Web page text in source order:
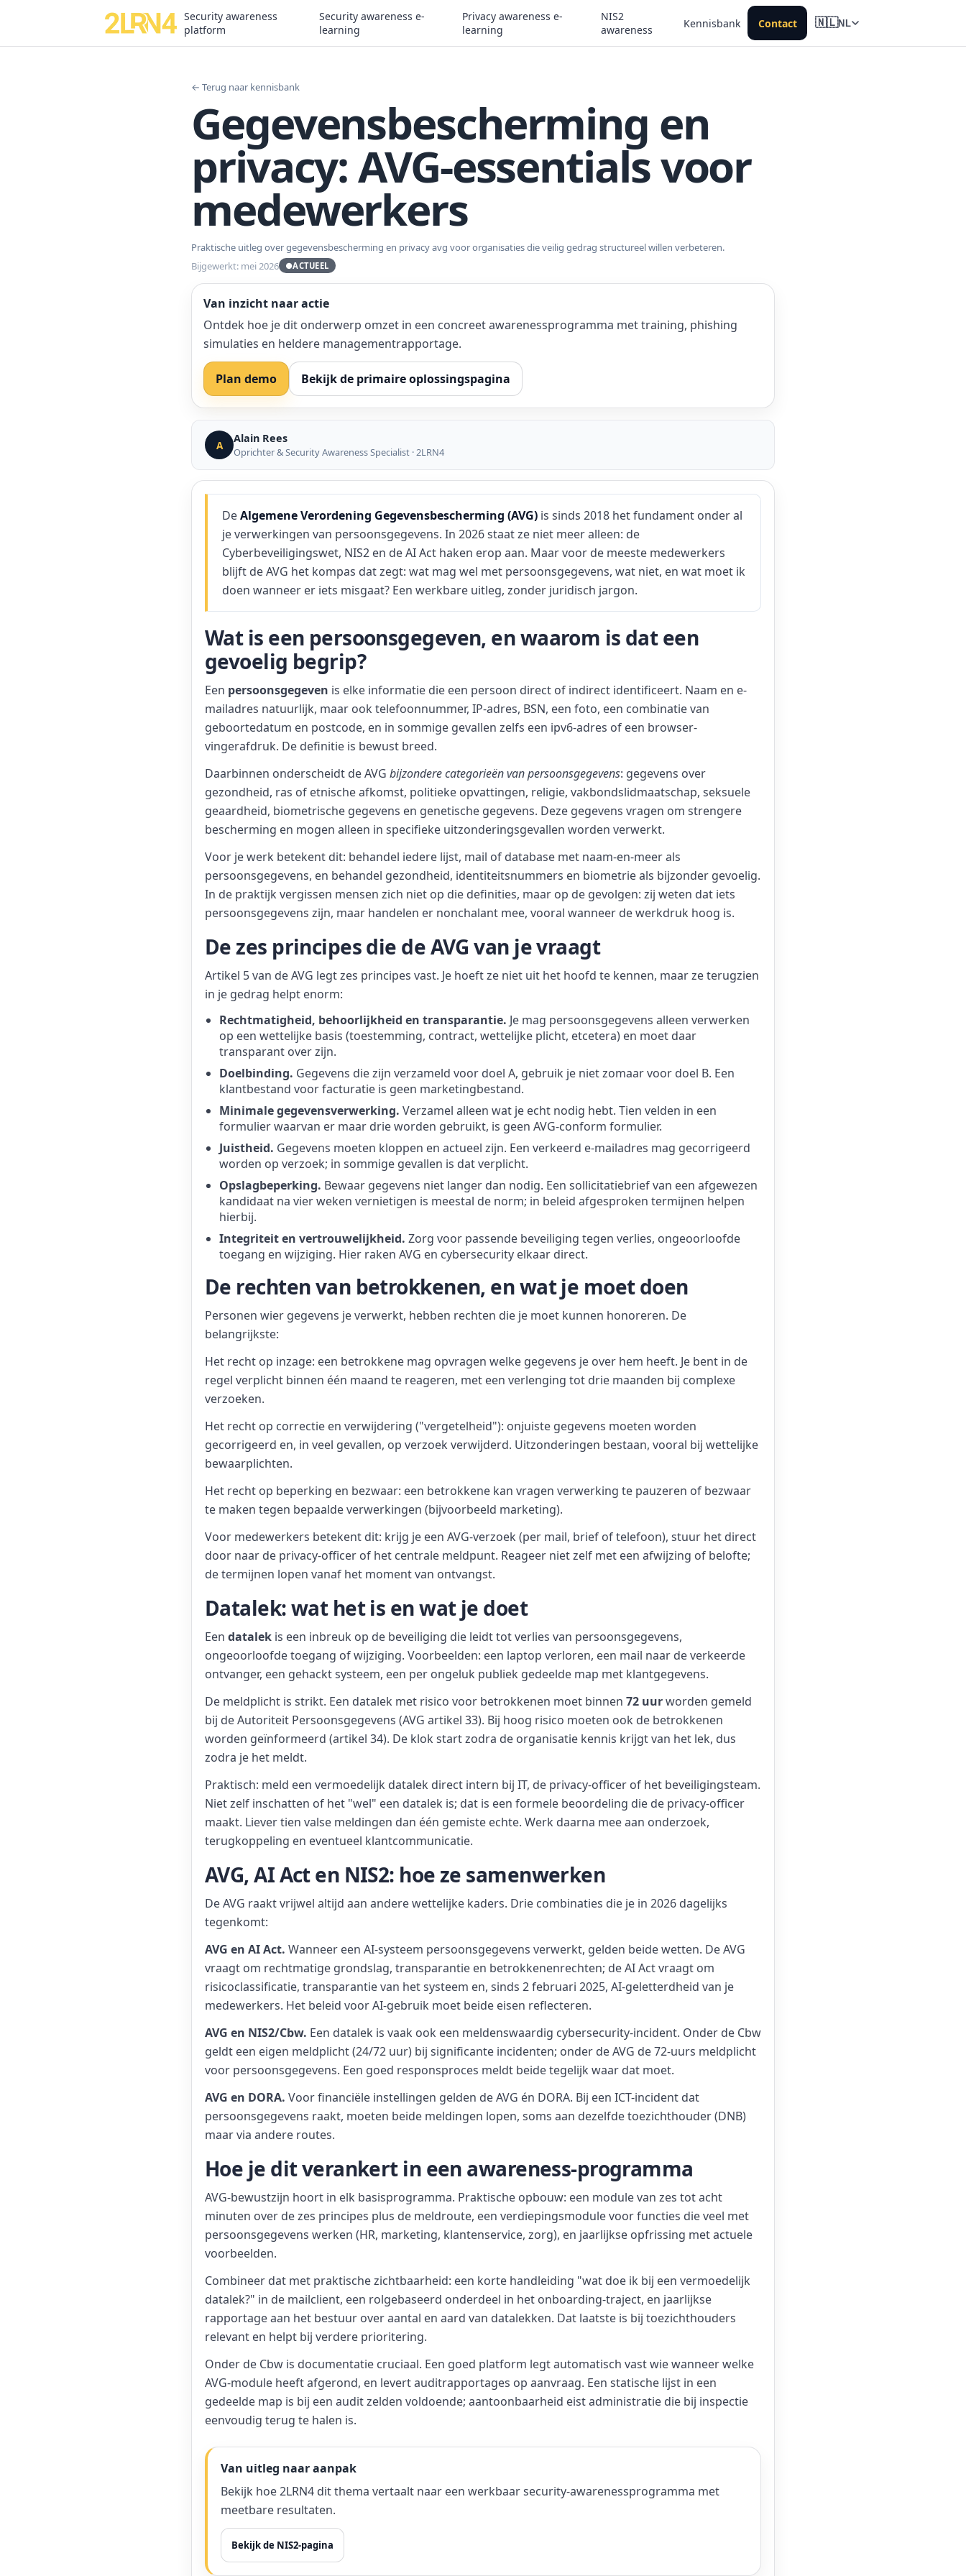
Security awareness
platform
Security awareness e-
learning
Privacy awareness e-
learning
NIS2
awareness
Kennisbank Contact 🇳🇱NL
← Terug naar kennisbank
Gegevensbescherming en
privacy: AVG-essentials voor
medewerkers
Praktische uitleg over gegevensbescherming en privacy avg voor organisaties die veilig gedrag structureel willen verbeteren.
Bijgewerkt: mei 2026
●ACTUEEL
Van inzicht naar actie
Ontdek hoe je dit onderwerp omzet in een concreet awarenessprogramma met training, phishing
simulaties en heldere managementrapportage.
Plan demo Bekijk de primaire oplossingspagina
A Alain Rees
Oprichter & Security Awareness Specialist · 2LRN4
DeAlgemene Verordening Gegevensbescherming (AVG) is sinds 2018 het fundament onder al
je verwerkingen van persoonsgegevens. In 2026 staat ze niet meer alleen: de
Cyberbeveiligingswet, NIS2 en de AI Act haken erop aan. Maar voor de meeste medewerkers
blijft de AVG het kompas dat zegt: wat mag wel met persoonsgegevens, wat niet, en wat moet ik
doen wanneer er iets misgaat? Een werkbare uitleg, zonder juridisch jargon.
Wat is een persoonsgegeven, en waarom is dat een
gevoelig begrip?
Een persoonsgegeven is elke informatie die een persoon direct of indirect identificeert. Naam en e-
mailadres natuurlijk, maar ook telefoonnummer, IP-adres, BSN, een foto, een combinatie van
geboortedatum en postcode, en in sommige gevallen zelfs een ipv6-adres of een browser-
vingerafdruk. De definitie is bewust breed.
Daarbinnen onderscheidt de AVG bijzondere categorieën van persoonsgegevens: gegevens over
gezondheid, ras of etnische afkomst, politieke opvattingen, religie, vakbondslidmaatschap, seksuele
geaardheid, biometrische gegevens en genetische gegevens. Deze gegevens vragen om strengere
bescherming en mogen alleen in specifieke uitzonderingsgevallen worden verwerkt.
Voor je werk betekent dit: behandel iedere lijst, mail of database met naam-en-meer als
persoonsgegevens, en behandel gezondheid, identiteitsnummers en biometrie als bijzonder gevoelig.
In de praktijk vergissen mensen zich niet op die definities, maar op de gevolgen: zij weten dat iets
persoonsgegevens zijn, maar handelen er nonchalant mee, vooral wanneer de werkdruk hoog is.
De zes principes die de AVG van je vraagt
Artikel 5 van de AVG legt zes principes vast. Je hoeft ze niet uit het hoofd te kennen, maar ze terugzien
in je gedrag helpt enorm:
Rechtmatigheid, behoorlijkheid en transparantie. Je mag persoonsgegevens alleen verwerken
op een wettelijke basis (toestemming, contract, wettelijke plicht, etcetera) en moet daar
transparant over zijn.
Doelbinding. Gegevens die zijn verzameld voor doel A, gebruik je niet zomaar voor doel B. Een
klantbestand voor facturatie is geen marketingbestand.
Minimale gegevensverwerking. Verzamel alleen wat je echt nodig hebt. Tien velden in een
formulier waarvan er maar drie worden gebruikt, is geen AVG-conform formulier.
Juistheid. Gegevens moeten kloppen en actueel zijn. Een verkeerd e-mailadres mag gecorrigeerd
worden op verzoek; in sommige gevallen is dat verplicht.
Opslagbeperking. Bewaar gegevens niet langer dan nodig. Een sollicitatiebrief van een afgewezen
kandidaat na vier weken vernietigen is meestal de norm; in beleid afgesproken termijnen helpen
hierbij.
Integriteit en vertrouwelijkheid. Zorg voor passende beveiliging tegen verlies, ongeoorloofde
toegang en wijziging. Hier raken AVG en cybersecurity elkaar direct.
De rechten van betrokkenen, en wat je moet doen
Personen wier gegevens je verwerkt, hebben rechten die je moet kunnen honoreren. De
belangrijkste:
Het recht op inzage: een betrokkene mag opvragen welke gegevens je over hem heeft. Je bent in de
regel verplicht binnen één maand te reageren, met een verlenging tot drie maanden bij complexe
verzoeken.
Het recht op correctie en verwijdering ("vergetelheid"): onjuiste gegevens moeten worden
gecorrigeerd en, in veel gevallen, op verzoek verwijderd. Uitzonderingen bestaan, vooral bij wettelijke
bewaarplichten.
Het recht op beperking en bezwaar: een betrokkene kan vragen verwerking te pauzeren of bezwaar
te maken tegen bepaalde verwerkingen (bijvoorbeeld marketing).
Voor medewerkers betekent dit: krijg je een AVG-verzoek (per mail, brief of telefoon), stuur het direct
door naar de privacy-officer of het centrale meldpunt. Reageer niet zelf met een afwijzing of belofte;
de termijnen lopen vanaf het moment van ontvangst.
Datalek: wat het is en wat je doet
Een datalek is een inbreuk op de beveiliging die leidt tot verlies van persoonsgegevens,
ongeoorloofde toegang of wijziging. Voorbeelden: een laptop verloren, een mail naar de verkeerde
ontvanger, een gehackt systeem, een per ongeluk publiek gedeelde map met klantgegevens.
De meldplicht is strikt. Een datalek met risico voor betrokkenen moet binnen 72 uurworden gemeld
bij de Autoriteit Persoonsgegevens (AVG artikel 33). Bij hoog risico moeten ook de betrokkenen
worden geïnformeerd (artikel 34). De klok start zodra de organisatie kennis krijgt van het lek, dus
zodra je het meldt.
Praktisch: meld een vermoedelijk datalek direct intern bij IT, de privacy-officer of het beveiligingsteam.
Niet zelf inschatten of het "wel" een datalek is; dat is een formele beoordeling die de privacy-officer
maakt. Liever tien valse meldingen dan één gemiste echte. Werk daarna mee aan onderzoek,
terugkoppeling en eventueel klantcommunicatie.
AVG, AI Act en NIS2: hoe ze samenwerken
De AVG raakt vrijwel altijd aan andere wettelijke kaders. Drie combinaties die je in 2026 dagelijks
tegenkomt:
AVG en AI Act. Wanneer een AI-systeem persoonsgegevens verwerkt, gelden beide wetten. De AVG
vraagt om rechtmatige grondslag, transparantie en betrokkenenrechten; de AI Act vraagt om
risicoclassificatie, transparantie van het systeem en, sinds 2 februari 2025, AI-geletterdheid van je
medewerkers. Het beleid voor AI-gebruik moet beide eisen reflecteren.
AVG en NIS2/Cbw. Een datalek is vaak ook een meldenswaardig cybersecurity-incident. Onder de Cbw
geldt een eigen meldplicht (24/72 uur) bij significante incidenten; onder de AVG de 72-uurs meldplicht
voor persoonsgegevens. Een goed responsproces meldt beide tegelijk waar dat moet.
AVG en DORA. Voor financiële instellingen gelden de AVG én DORA. Bij een ICT-incident dat
persoonsgegevens raakt, moeten beide meldingen lopen, soms aan dezelfde toezichthouder (DNB)
maar via andere routes.
Hoe je dit verankert in een awareness-programma
AVG-bewustzijn hoort in elk basisprogramma. Praktische opbouw: een module van zes tot acht
minuten over de zes principes plus de meldroute, een verdiepingsmodule voor functies die veel met
persoonsgegevens werken (HR, marketing, klantenservice, zorg), en jaarlijkse opfrissing met actuele
voorbeelden.
Combineer dat met praktische zichtbaarheid: een korte handleiding "wat doe ik bij een vermoedelijk
datalek?" in de mailclient, een rolgebaseerd onderdeel in het onboarding-traject, en jaarlijkse
rapportage aan het bestuur over aantal en aard van datalekken. Dat laatste is bij toezichthouders
relevant en helpt bij verdere prioritering.
Onder de Cbw is documentatie cruciaal. Een goed platform legt automatisch vast wie wanneer welke
AVG-module heeft afgerond, en levert auditrapportages op aanvraag. Een statische lijst in een
gedeelde map is bij een audit zelden voldoende; aantoonbaarheid eist administratie die bij inspectie
eenvoudig terug te halen is.
Van uitleg naar aanpak
Bekijk hoe 2LRN4 dit thema vertaalt naar een werkbaar security-awarenessprogramma met
meetbare resultaten.
Bekijk de NIS2-pagina